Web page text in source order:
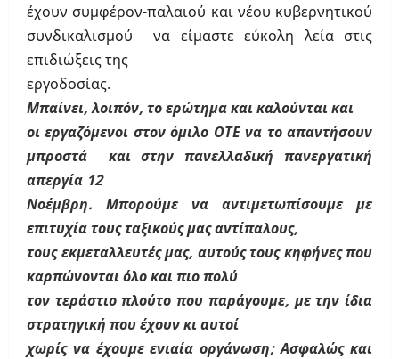
έχουν συμφέρον-παλαιού και νέου κυβερνητικού
συνδικαλισμού να είμαστε εύκολη λεία στις
επιδιώξεις της
εργοδοσίας.
Μπαίνει, λοιπόν, το ερώτημα και καλούνται και
οι εργαζόμενοι στον όμιλο ΟΤΕ να το απαντήσουν
μπροστά και στην πανελλαδική πανεργατική
απεργία 12
Νοέμβρη. Μπορούμε να αντιμετωπίσουμε με
επιτυχία τους ταξικούς μας αντίπαλους,
τους εκμεταλλευτές μας, αυτούς τους κηφήνες που
καρπώνονται όλο και πιο πολύ
τον τεράστιο πλούτο που παράγουμε, με την ίδια
στρατηγική που έχουν κι αυτοί
χωρίς να έχουμε ενιαία οργάνωση; Ασφαλώς και